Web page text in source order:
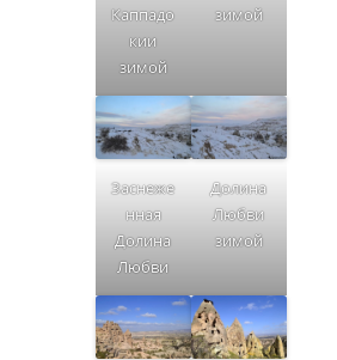
Каппадо
кии
зимой
зимой
Заснеже
нная
Долина
Любви
Долина
Любви
зимой